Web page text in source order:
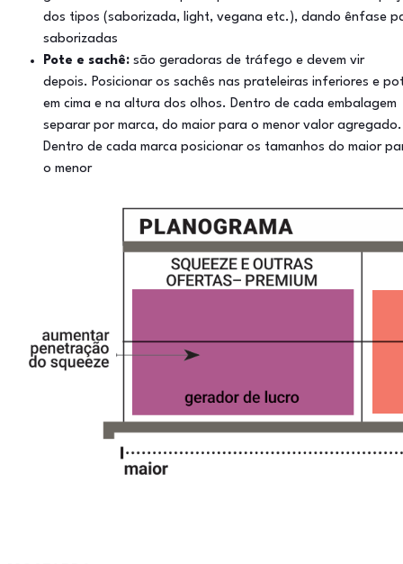
dos tipos (saborizada, light, vegana etc.), dando ênfase
saborizadas
Pote e sachê: são geradoras de tráfego e devem vir
depois. Posicionar os sachês nas prateleiras inferiores e
em cima e na altura dos olhos. Dentro de cada embalagem
separar por marca, do maior para o menor valor agregado.
Dentro de cada marca posicionar os tamanhos do maior
o menor